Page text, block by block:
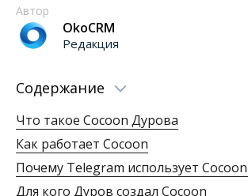
Автор
OkoCRM
Редакция
Содержание
Что такое Cocoon Дурова
Как работает Cocoon
Почему Telegram использует
Для кого Дуров создал Cocoon